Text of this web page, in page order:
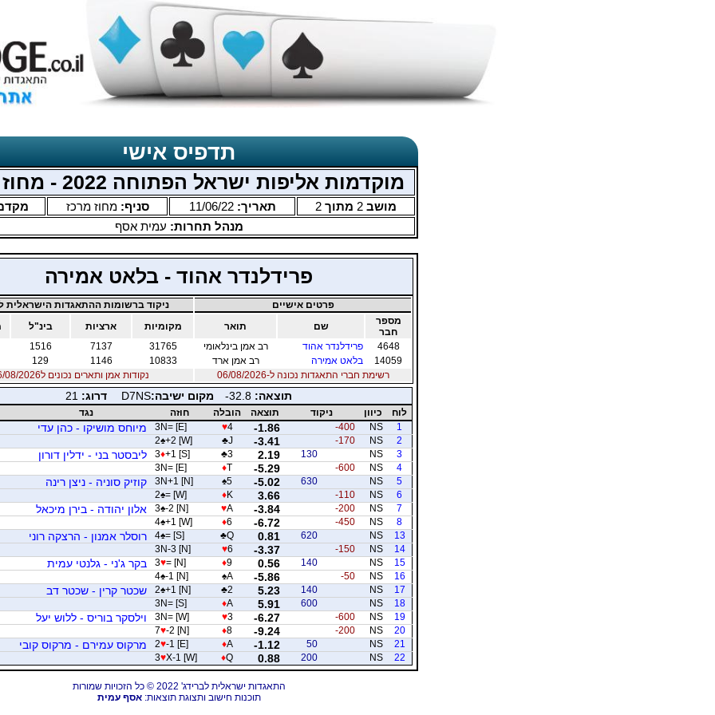
תדפיס אישי
מוקדמות אליפות ישראל הפתוחה 2022 - מחוז מרכז
מושב 2 מתוך 2 תאריך:11/06/22 סניף:מחוז מרכז
מנהל תחרות: עמית אסף
פרידלנדר אהוד - בלאט אמירה
פרטים אישיים
ניקוד ברשומות ההתאגדות הישראלית
מספר
חבר
שם תואר מקומיות ארציות בינ"ל
4648
פרידלנדר אהוד רב אמן בינלאומי 31765
7137
1516
14059
בלאט אמירה רב אמן ארד 10833
1146
129
רשימת חברי התאגדות נכונה ל-06/08/2026
נקודות אמן ותארים נכונים ל06/08/2026
תוצאה: -32.8 מקום ישיבה:D7NS דרוג: 21
לוח כיוון ניקוד תוצאה הובלה חוזה
נגד
1
NS
-400
-1.86
♥4
3N= [E] מיוחס מושיקו - כהן עדי
2
NS
-170
-3.41
♣J
2♠+2 [W]
3
NS
130
2.19
♣3
3♦+1 [S] ליבסטר בני - ידלין דורון
4
NS
-600
-5.29
♦T
3N= [E]
5
NS
630
-5.02
♠5
3N+1 [N] קוזיק סוניה - ניצן רינה
6
NS
-110
3.66
♦K
2♠= [W]
7
NS
-200
-3.84
♥A
3♠-2 [N] אלון יהודה - בירן מיכאל
8
NS
-450
-6.72
♦6
4♠+1 [W]
13
NS
620
0.81
♣Q
4♠= [S] רוסלר אמנון - הרצקה רוני
14
NS
-150
-3.37
♥6
3N-3 [N]
15
NS
140
0.56
♦9
3♥= [N] בקר ג'ני - גלנטי עמית
16
NS
-50
-5.86
♠A
4♠-1 [N]
17
NS
140
5.23
♣2
2♠+1 [N] שכטר קרין - שכטר דב
18
NS
600
5.91
♦A
3N= [S]
19
NS
-600
-6.27
♥3
3N= [W] וילסקר בוריס - ללוש יעל
20
NS
-200
-9.24
♦8
7♥-2 [N]
21
NS
50
-1.12
♦A
2♥-1 [E] מרקוס עמירם - מרקוס קובי
22
NS
200
0.88
♦Q
3♥X-1 [W]
התאגדות ישראלית לברידג' 2022 © כל הזכויות שמורות
תוכנות חישוב ותצוגת תוצאות:אסף עמית